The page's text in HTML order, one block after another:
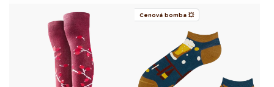
Cenová bomba 💥